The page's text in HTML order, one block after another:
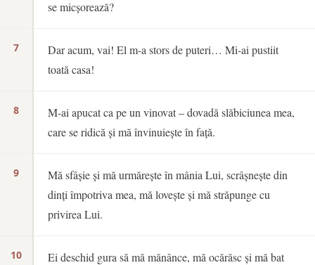
7
8
9
10
se micșorează?
Dar acum, vai! El m-a stors de puteri… Mi-ai pustiit
toată casa!
M-ai apucat ca pe un vinovat – dovadă slăbiciunea mea,
care se ridică și mă învinuiește în față.
Mă sfâșie și mă urmărește în mânia Lui, scrâșnește din
dinți împotriva mea, mă lovește și mă străpunge cu
privirea Lui.
Ei deschid gura să mă mănânce, mă ocărăsc și mă bat